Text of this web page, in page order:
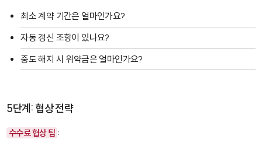
최소 계약 기간은 얼마인가요?
자동 갱신 조항이 있나요?
중도 해지 시 위약금은 얼마인가요?
5단계: 협상 전략
수수료 협상 팁 :